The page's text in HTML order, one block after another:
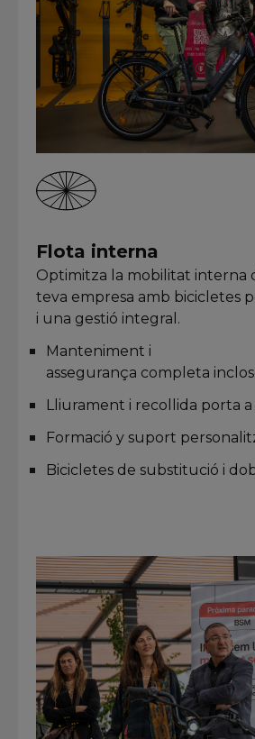
Flota interna
Optimitza la mobilitat interna
teva empresa amb bicicletes
i una gestió integral.
Manteniment i
assegurança completa
Lliurament i recollida porta
Formació y suport
Bicicletes de substitució i